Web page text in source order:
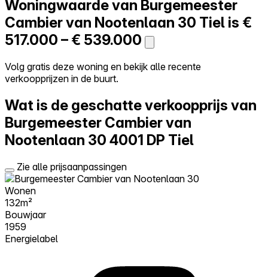
Zelf kopen
Alles-in-één
Reviews
Prijzen
Log in
Probeer Walter gratis
Woningwaarde van Burgemeester
Cambier van Nootenlaan 30 Tiel is €
517.000 – € 539.000
Volg gratis deze woning en bekijk alle recente
verkoopprijzen in de buurt.
Wat is de geschatte verkoopprijs van
Burgemeester Cambier van
Nootenlaan 30 4001 DP Tiel
Zie alle prijsaanpassingen
Wonen
132m²
Bouwjaar
1959
Energielabel